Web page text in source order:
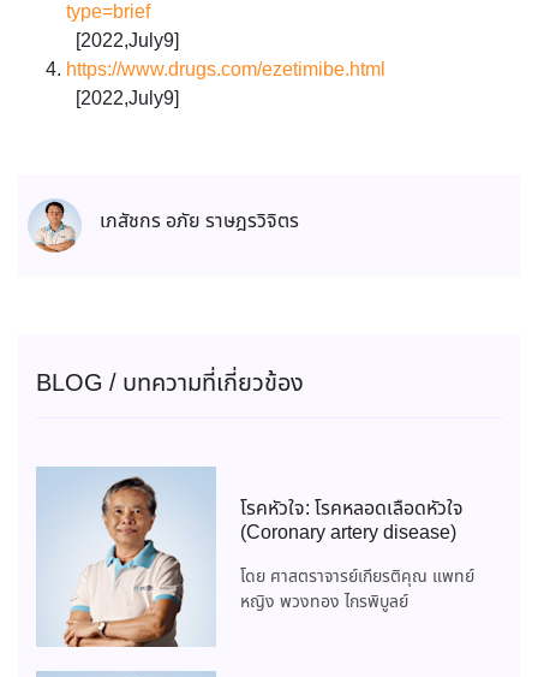
type=brief
[2022,July9]
https://www.drugs.com/ezetimibe.html
[2022,July9]
เภสัชกร อภัย ราษฎรวิจิตร
BLOG / บทความที่เกี่ยวข้อง
โรคหัวใจ: โรคหลอดเลือดหัวใจ
(Coronary artery disease)
โดย ศาสตราจารย์เกียรติคุณ แพทย์
หญิง พวงทอง ไกรพิบูลย์